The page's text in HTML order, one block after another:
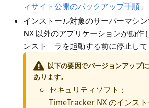
ィサイト公開のバックアップ手順」
インストール対象のサーバーマシ
NX 以外のアプリケーションが動作
ンストーラを起動する前に停止して
以下の要因でバージョンアップ
あります。
セキュリティソフト：
TimeTracker NX のインス